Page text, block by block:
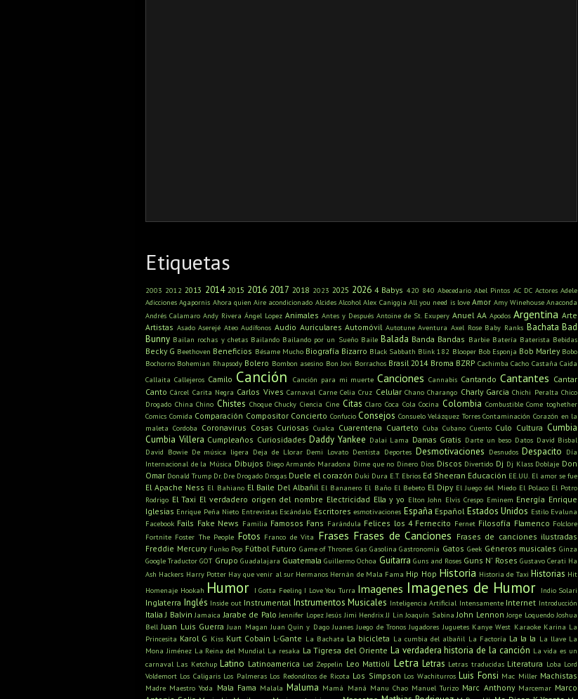
Etiquetas
2003 2012 2013 2014 2015 2016 2017 2018 2023 2025 2026 4 Babys 420 840 Abecedario Abel Pintos AC DC Actores Adele
Adicciones Agapornis Ahora quien Aire acondicionado Alcides Alcohol Alex Caniggia All you need is love Amor Amy Winehouse Anaconda
Andrés Calamaro Andy Rivera Ángel Lopez Animales Antes y Después Antoine de St. Exupery Anuel AA Apodos Argentina Arte
Artistas Asado Aserejé Ateo Audífonos Audio Auriculares Automóvil Autotune Aventura Axel Rose Baby Ranks Bachata Bad
Bunny Bailan rochas y chetas Bailando Bailando por un Sueño Baile Balada Banda Bandas Barbie Batería Baterista Bebidas
Becky G Beethoven Beneficios Bésame Mucho Biografía Bizarro Black Sabbath Blink 182 Blooper Bob Esponja Bob Marley Bobo
Bochorno Bohemian Rhapsody Bolero Bombon asesino Bon Jovi Borrachos Brasil 2014 Broma BZRP Cachimba Cacho Castaña Caida
Callaita Callejeros Camilo Canción Canción para mi muerte Canciones Cannabis Cantando Cantantes Cantar
Canto Cárcel Carita Negra Carlos Vives Carnaval Carne Celia Cruz Celular Chano Charango Charly Garcia Chichi Peralta Chico
Drogado China Chino Chistes Choque Chucky Ciencia Cine Citas Claro Coca Cola Cocina Colombia Combustible Come toghether
Comics Comida Comparación Compositor Concierto Confucio Consejos Consuelo Velázquez Torres Contaminación Corazón en la
maleta Cordoba Coronavirus Cosas Curiosas Cualca Cuarentena Cuarteto Cuba Cubano Cuento Culo Cultura Cumbia
Cumbia Villera Cumpleaños Curiosidades Daddy Yankee Dalai Lama Damas Gratis Darte un beso Datos David Bisbal
David Bowie De música ligera Deja de Llorar Demi Lovato Dentista Deportes Desmotivaciones Desnudos Despacito Día
Internacional de la Música Dibujos Diego Armando Maradona Dime que no Dinero Dios Discos Divertido Dj Dj Klass Doblaje Don
Omar Donald Trump Dr. Dre Drogado Drogas Duele el corazón Duki Dura E.T. Ebrios Ed Sheeran Educación EE.UU. El amor se fue
El Apache Ness El Bahiano El Baile Del Albañil El Bananero El Baño El Bebeto El Dipy El Juego del Miedo El Polaco El Potro
Rodrigo El Taxi El verdadero origen del nombre Electricidad Ella y yo Elton John Elvis Crespo Eminem Energía Enrique
Iglesias Enrique Peña Nieto Entrevistas Escándalo Escritores esmotivaciones España Español Estados Unidos Estilo Evaluna
Facebook Fails Fake News Familia Famosos Fans Farándula Felices los 4 Fernecito Fernet Filosofía Flamenco Folclore
Fortnite Foster The People Fotos Franco de Vita Frases Frases de Canciones Frases de canciones ilustradas
Freddie Mercury Funko Pop Fútbol Futuro Game of Thrones Gas Gasolina Gastronomía Gatos Geek Géneros musicales Ginza
Google Traductor GOT Grupo Guadalajara Guatemala Guillermo Ochoa Guitarra Guns and Roses Guns N' Roses Gustavo Cerati Ha
Ash Hackers Harry Potter Hay que venir al sur Hermanos Hernán de Mala Fama Hip Hop Historia Historia de Taxi Historias Hit
Homenaje Hookah Humor I Gotta Feeling I Love You Turra Imagenes Imagenes de Humor Indio Solari
Inglaterra Inglés Inside out Instrumental Instrumentos Musicales Inteligencia Artificial Intensamente Internet Introducción
Italia J Balvin Jamaica Jarabe de Palo Jennifer Lopez Jesús Jimi Hendrix JJ Lin Joaquín Sabina John Lennon Jorge Loquendo Joshua
Bell Juan Luis Guerra Juan Magan Juan Quin y Dago Juanes Juego de Tronos Jugadores Juguetes Kanye West Karaoke Karina La
Princesita Karol G Kiss Kurt Cobain L-Gante La Bachata La bicicleta La cumbia del albañil La Factoría La la la La llave La
Mona Jiménez La Reina del Mundial La resaka La Tigresa del Oriente La verdadera historia de la canción La vida es un
carnaval Las Ketchup Latino Latinoamerica Led Zeppelin Leo Mattioli Letra Letras Letras traducidas Literatura Loba Lord
Voldemort Los Caligaris Los Palmeras Los Redonditos de Ricota Los Simpson Los Wachiturros Luis Fonsi Mac Miller Machistas
Madre Maestro Yoda Mala Fama Malala Maluma Mamá Maná Manu Chao Manuel Turizo Marc Anthony Marcemar Marco